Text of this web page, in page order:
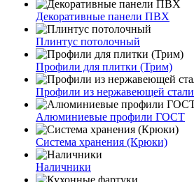
Декоративные панели ПВХ
Плинтус потолочный
Профили для плитки (Трим)
Профили из нержавеющей стали
Алюминиевые профили ГОСТ
Система хранения (Крюки)
Наличники